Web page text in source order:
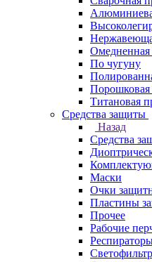
Омедненная
По чугуну
Порошковая
Титановая
Средства защиты
Назад
Средства
Маски
Очки
Пластины
Прочее
Рабочие